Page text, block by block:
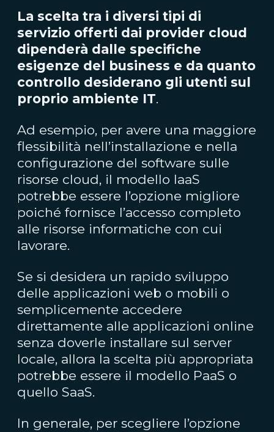
La scelta tra i diversi tipi di
servizio offerti dai provider cloud
dipenderà dalle specifiche
esigenze del business e da quanto
controllo desiderano gli utenti sul
proprio ambiente IT.
Ad esempio, per avere una maggiore
flessibilità nell’installazione e nella
configurazione del software sulle
risorse cloud, il modello IaaS
potrebbe essere l’opzione migliore
poiché fornisce l’accesso completo
alle risorse informatiche con cui
lavorare.
Se si desidera un rapido sviluppo
delle applicazioni web o mobili o
semplicemente accedere
direttamente alle applicazioni online
senza doverle installare sul server
locale, allora la scelta più appropriata
potrebbe essere il modello PaaS o
quello SaaS.
In generale, per scegliere l’opzione